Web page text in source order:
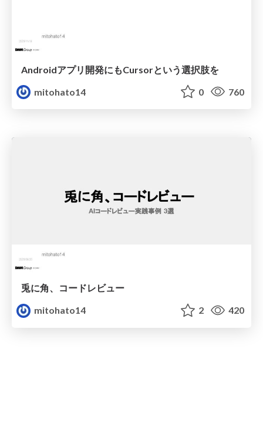
Androidアプリ開発にもCursorという選択肢を
mitohato14
0 760
兎に角、コードレビュー
mitohato14
2 420